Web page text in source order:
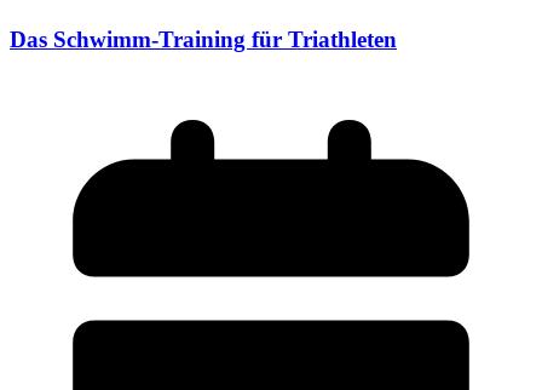
Das Schwimm-Training für Triathleten